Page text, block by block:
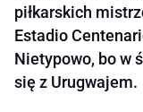
piłkarskich
Estadio
Nietypowo, bo w
się z Urugwajem.